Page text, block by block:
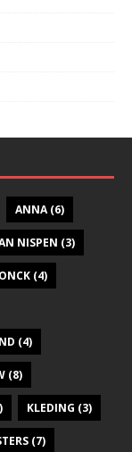
ANNA(6)
NISPEN (3)
(4)
(4)
(8)
KLEDING (3)
(7)